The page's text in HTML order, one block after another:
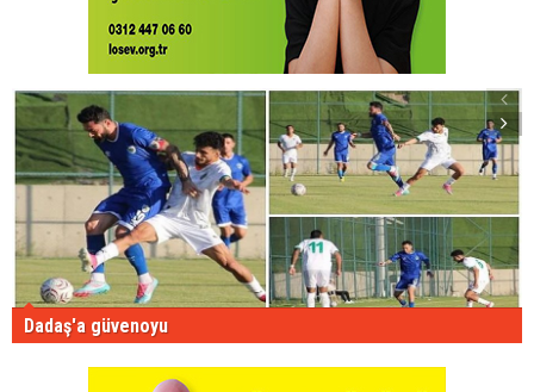
Dadaş'a güvenoyu